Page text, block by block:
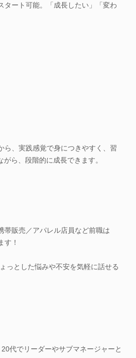
タート可能。「成長したい」「変わ
ら、実践感覚で身につきやすく、習
ら、段階的に成長できます。
帯販売／アパレル店員など前職は
す！
っとした悩みや不安を気軽に話せる
代でリーダーやサブマネージャーと